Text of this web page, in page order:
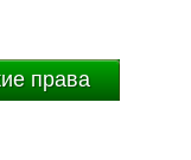
права